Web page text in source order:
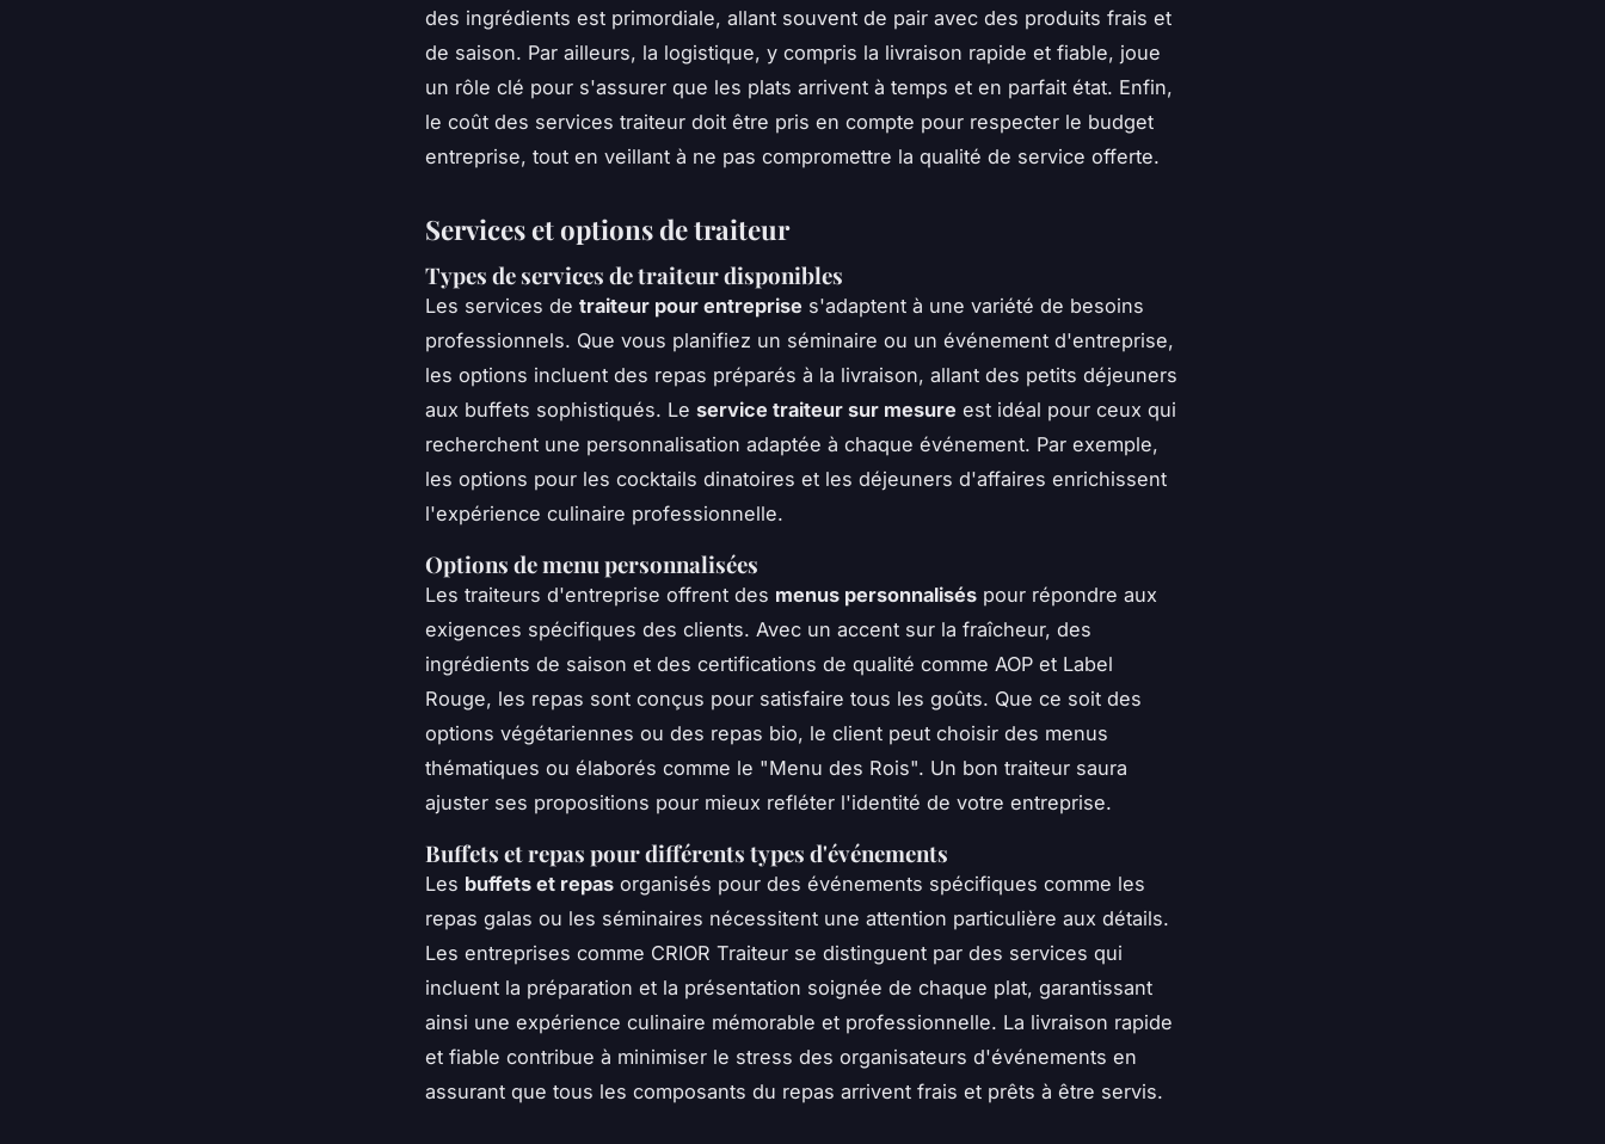
des ingrédients est primordiale, allant souvent de pair avec des produits frais et
de saison. Par ailleurs, la logistique, y compris la livraison rapide et fiable, joue
un rôle clé pour s'assurer que les plats arrivent à temps et en parfait état. Enfin,
le coût des services traiteur doit être pris en compte pour respecter le budget
entreprise, tout en veillant à ne pas compromettre la qualité de service offerte.
Services et options de traiteur
Types de services de traiteur disponibles
Les services de traiteur pour entreprise s'adaptent à une variété de besoins
professionnels. Que vous planifiez un séminaire ou un événement d'entreprise,
les options incluent des repas préparés à la livraison, allant des petits déjeuners
aux buffets sophistiqués. Le service traiteur sur mesure est idéal pour ceux qui
recherchent une personnalisation adaptée à chaque événement. Par exemple,
les options pour les cocktails dinatoires et les déjeuners d'affaires enrichissent
l'expérience culinaire professionnelle.
Options de menu personnalisées
Les traiteurs d'entreprise offrent des menus personnalisés pour répondre aux
exigences spécifiques des clients. Avec un accent sur la fraîcheur, des
ingrédients de saison et des certifications de qualité comme AOP et Label
Rouge, les repas sont conçus pour satisfaire tous les goûts. Que ce soit des
options végétariennes ou des repas bio, le client peut choisir des menus
thématiques ou élaborés comme le "Menu des Rois". Un bon traiteur saura
ajuster ses propositions pour mieux refléter l'identité de votre entreprise.
Buffets et repas pour différents types d'événements
Les buffets et repas organisés pour des événements spécifiques comme les
repas galas ou les séminaires nécessitent une attention particulière aux détails.
Les entreprises comme CRIOR Traiteur se distinguent par des services qui
incluent la préparation et la présentation soignée de chaque plat, garantissant
ainsi une expérience culinaire mémorable et professionnelle. La livraison rapide
et fiable contribue à minimiser le stress des organisateurs d'événements en
assurant que tous les composants du repas arrivent frais et prêts à être servis.